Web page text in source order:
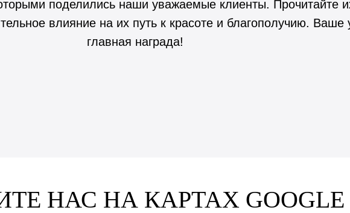
поделились наши уважаемые клиенты. Прочитайте
влияние на их путь к красоте и благополучию.
главная награда!
НАС НА КАРТАХ GOOGLE